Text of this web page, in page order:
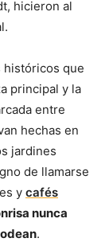
hicieron al
históricos que
principal y la
entre
hechas en
jardines
de llamarse
y cafés
nunca
.